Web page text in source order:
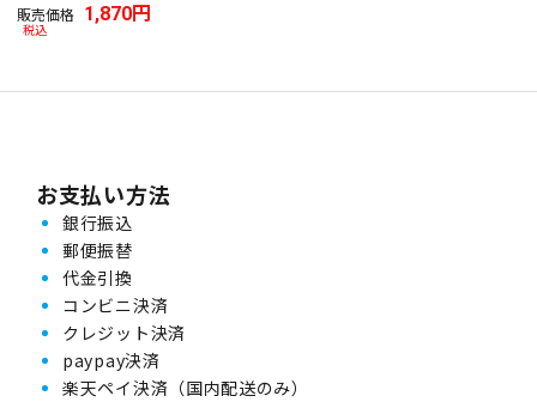
販売価格 1,870
税込
お支払い方法
銀行振込
郵便振替
代金引換
コンビニ決済
クレジット決済
paypay決済
楽天ペイ決済（国内配送のみ）